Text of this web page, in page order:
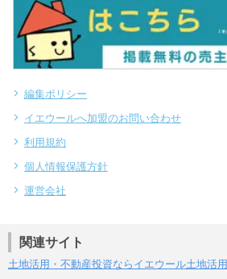
編集ポリシー
イエウールへ加盟のお問い合わせ
利用規約
個人情報保護方針
運営会社
関連サイト
土地活用・不動産投資ならイエウール土地活用